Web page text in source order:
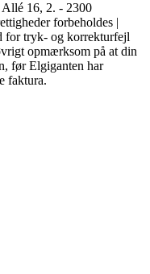
16, 2. - 2300
forbeholdes |
for tryk- og korrekturfejl
opmærksom på at din
før Elgiganten har
faktura.